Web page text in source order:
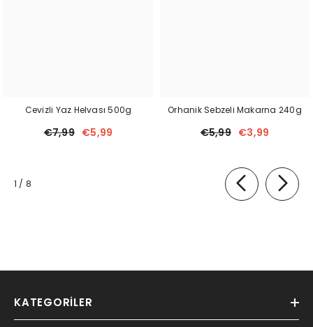
Cevizli Yaz Helvası 500g
€7,99 €5,99
Orhanik Sebzeli Makarna 240g
€5,99 €3,99
1 / of
8
KATEGORILER